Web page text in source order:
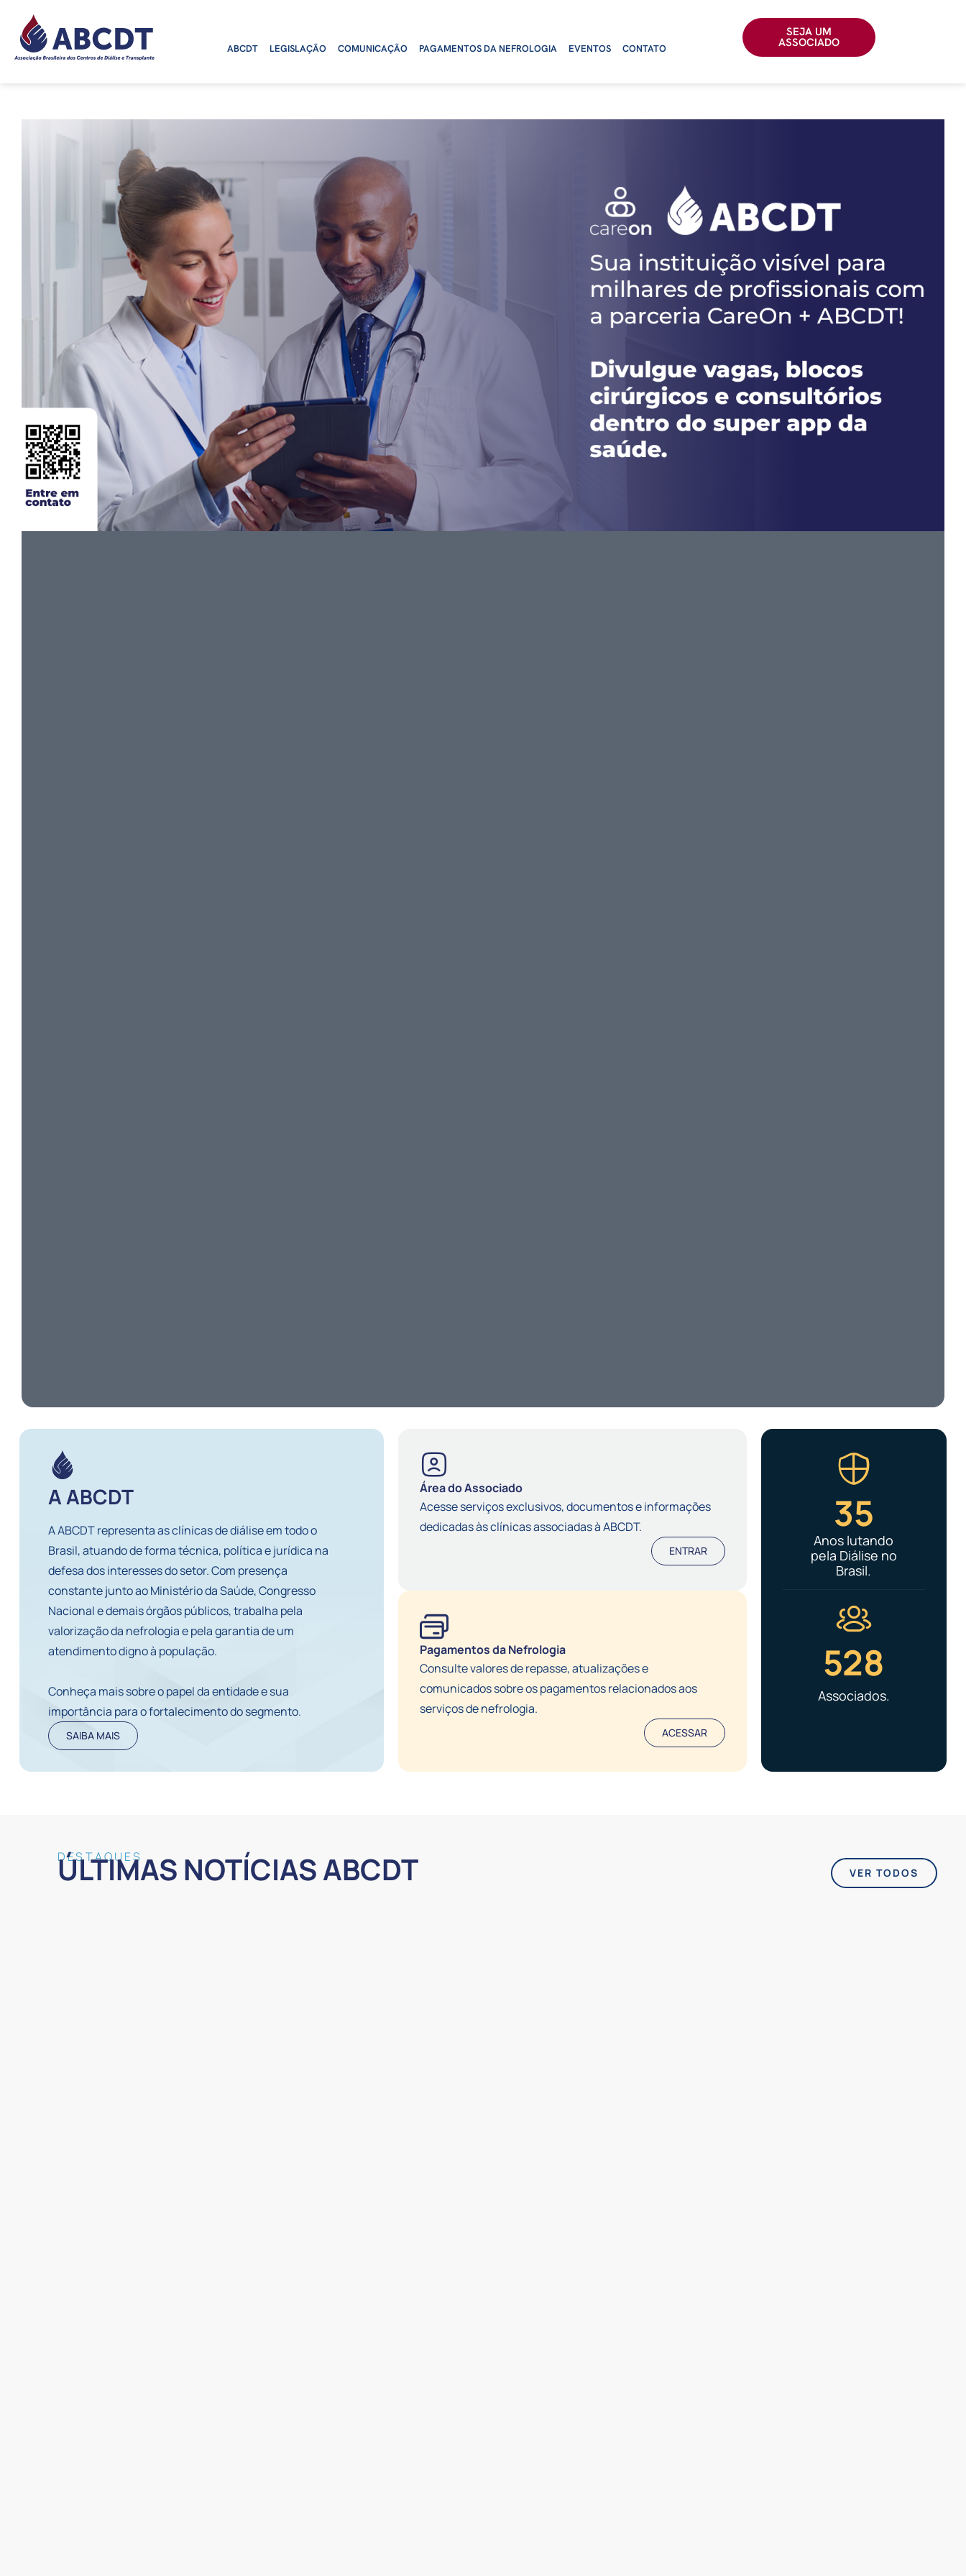
conteúdo
ABCDT LEGISLAÇÃO COMUNICAÇÃO PAGAMENTOS DA NEFROLOGIA EVENTOS CONTATO
SEJA UM
ASSOCIADO
A ABCDT
A ABCDT representa as clínicas de diálise em todo o
Brasil, atuando de forma técnica, política e jurídica na
defesa dos interesses do setor. Com presença
constante junto ao Ministério da Saúde, Congresso
Nacional e demais órgãos públicos, trabalha pela
valorização da nefrologia e pela garantia de um
atendimento digno à população.
Conheça mais sobre o papel da entidade e sua
importância para o fortalecimento do segmento.
SAIBA MAIS
Área do Associado
Acesse serviços exclusivos, documentos e informações
dedicadas às clínicas associadas à ABCDT.
ENTRAR
Pagamentos da Nefrologia
Consulte valores de repasse, atualizações e
comunicados sobre os pagamentos relacionados aos
serviços de nefrologia.
ACESSAR
35
Anos lutando
pela Diálise no
Brasil.
528
Associados.
DESTAQUES
ÚLTIMAS NOTÍCIAS ABCDT VER TODOS